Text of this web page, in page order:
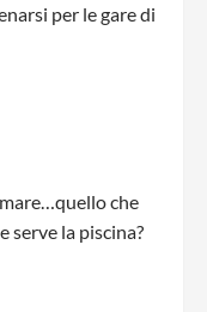
per le gare di
che
serve la piscina?